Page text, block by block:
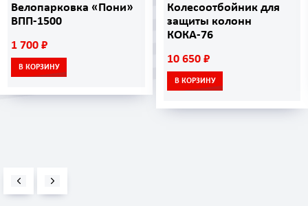
Велопарковка «Пони»
ВПП-1500
1 700 ₽
В КОРЗИНУ
Колесоотбойник для
защиты колонн
КОКА-76
10 650 ₽
В КОРЗИНУ